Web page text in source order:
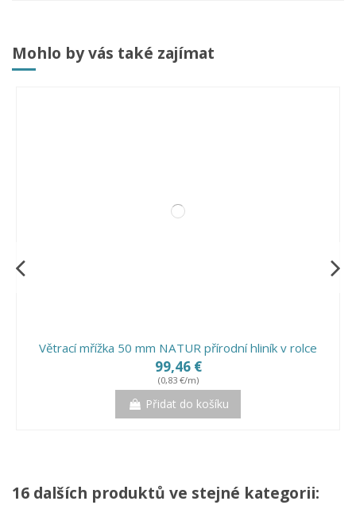
Mohlo by vás také zajímat
Větrací mřížka 50 mm NATUR přírodní hliník v rolce
99,46 €
(0,83 €/m)
Přidat do košíku
16 dalších produktů ve stejné kategorii: